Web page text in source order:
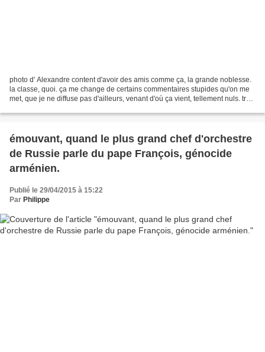
photo d' Alexandre content d'avoir des amis comme ça, la grande noblesse.
la classe, quoi. ça me change de certains commentaires stupides qu'on me
met, que je ne diffuse pas d'ailleurs, venant d'où ça vient, tellement nuls. très
émouvant, quand le plus grand chef d'orchestre
de Russie parle du pape François, génocide
arménien.
Publié le 29/04/2015 à 15:22
Par Philippe